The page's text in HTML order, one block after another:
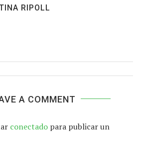
RIPOLL
A COMMENT
conectado para publicar un